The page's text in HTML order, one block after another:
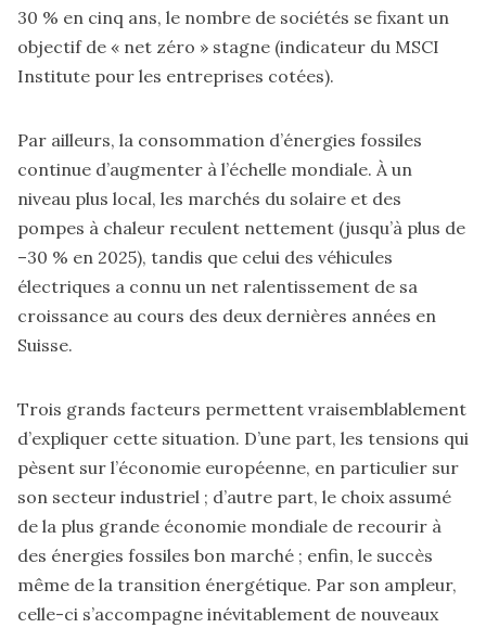
30 % en cinq ans, le nombre de sociétés se fixant un
objectif de « net zéro » stagne (indicateur du MSCI
Institute pour les entreprises cotées).
Par ailleurs, la consommation d’énergies fossiles
continue d’augmenter à l’échelle mondiale. À un
niveau plus local, les marchés du solaire et des
pompes à chaleur reculent nettement (jusqu’à plus de
–30 % en 2025), tandis que celui des véhicules
électriques a connu un net ralentissement de sa
croissance au cours des deux dernières années en
Suisse.
Trois grands facteurs permettent vraisemblablement
d’expliquer cette situation. D’une part, les tensions qui
pèsent sur l’économie européenne, en particulier sur
son secteur industriel ; d’autre part, le choix assumé
de la plus grande économie mondiale de recourir à
des énergies fossiles bon marché ; enfin, le succès
même de la transition énergétique. Par son ampleur,
celle-ci s’accompagne inévitablement de nouveaux